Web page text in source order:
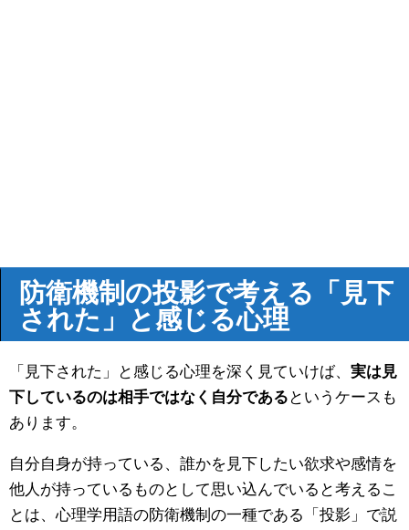
防衛機制の投影で考える「見下
された」と感じる心理
「見下された」と感じる心理を深く見ていけば、 実は見
下しているのは相手ではなく自分である というケースも
あります。
自分自身が持っている、誰かを見下したい欲求や感情を
他人が持っているものとして思い込んでいると考えるこ
とは、心理学用語の防衛機制の一種である「投影」で説